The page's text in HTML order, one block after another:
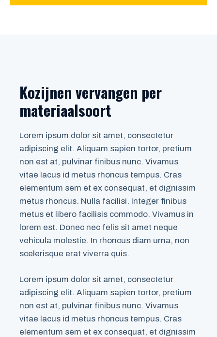
Kozijnen vervangen per
materiaalsoort
Lorem ipsum dolor sit amet, consectetur
adipiscing elit. Aliquam sapien tortor, pretium
non est at, pulvinar finibus nunc. Vivamus
vitae lacus id metus rhoncus tempus. Cras
elementum sem et ex consequat, et dignissim
metus rhoncus. Nulla facilisi. Integer finibus
metus et libero facilisis commodo. Vivamus in
lorem est. Donec nec felis sit amet neque
vehicula molestie. In rhoncus diam urna, non
scelerisque erat viverra quis.
Lorem ipsum dolor sit amet, consectetur
adipiscing elit. Aliquam sapien tortor, pretium
non est at, pulvinar finibus nunc. Vivamus
vitae lacus id metus rhoncus tempus. Cras
elementum sem et ex consequat, et dignissim